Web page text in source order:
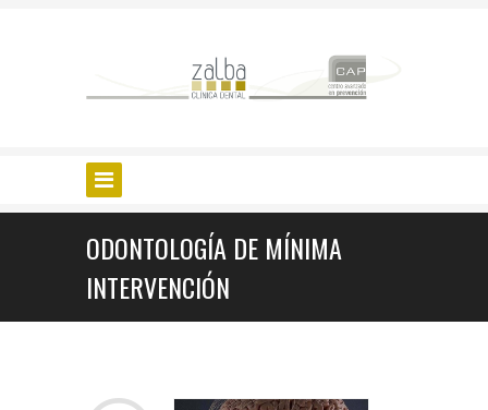
ODONTOLOGÍA DE MÍNIMA
INTERVENCIÓN